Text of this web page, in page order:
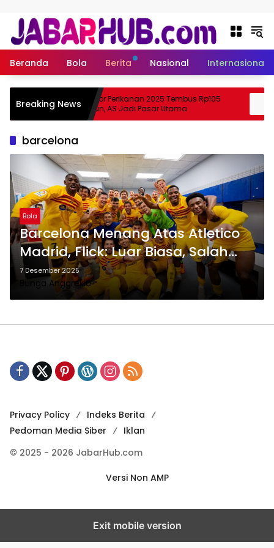
Beranda Bola Berita Nasional Internasional
Breaking NewsEkspor Perikanan 2025 Tembus Rp105
Triliun, AS Jadi Pasar Utama
barcelona
Bola
Barcelona Menang Atas Atletico
Madrid, Flick: Luar Biasa, Salah
Satu yang Terbaik Musim Ini
7 Desember 2025
Bunga Anggrekia
Privacy Policy
Indeks Berita
Pedoman Media Siber
Iklan
© 2025 - 2026 JabarHub.com
Versi Non AMP
Exit mobile version